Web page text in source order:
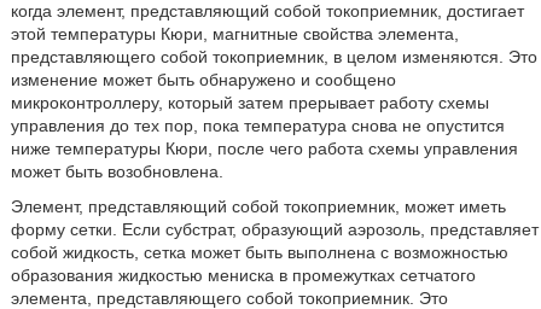
когда элемент, представляющий собой токоприемник, достигает
этой температуры Кюри, магнитные свойства элемента,
представляющего собой токоприемник, в целом изменяются. Это
изменение может быть обнаружено и сообщено
микроконтроллеру, который затем прерывает работу схемы
управления до тех пор, пока температура снова не опустится
ниже температуры Кюри, после чего работа схемы управления
может быть возобновлена.
Элемент, представляющий собой токоприемник, может иметь
форму сетки. Если субстрат, образующий аэрозоль, представляет
собой жидкость, сетка может быть выполнена с возможностью
образования жидкостью мениска в промежутках сетчатого
элемента, представляющего собой токоприемник. Это